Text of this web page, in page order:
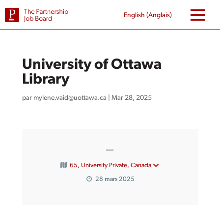
content
English (Anglais)
University of Ottawa
Library
par mylene.vaid@uottawa.ca Mar 28, 2025
—
65, University Private, Canada
28 mars 2025